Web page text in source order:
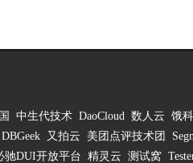
中生代技术 DaoCloud 数人云 饿
DBGeek 又拍云 美团点评技术团
驰DUI开放平台 精灵云 测试窝